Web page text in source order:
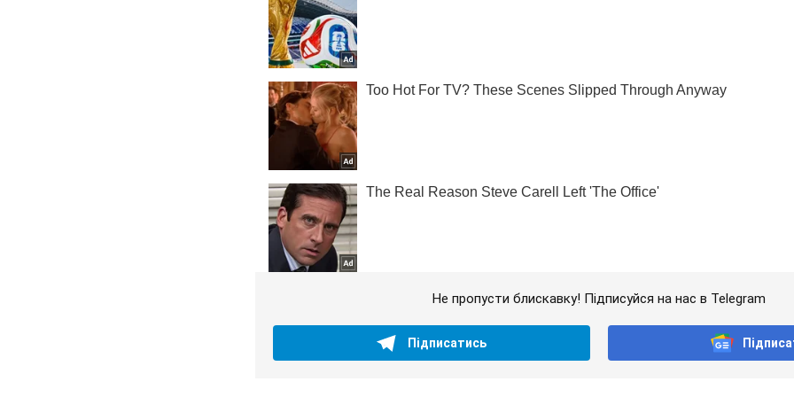
Не пропусти блискавку! Підписуйся на нас в Telegram
Підписатись